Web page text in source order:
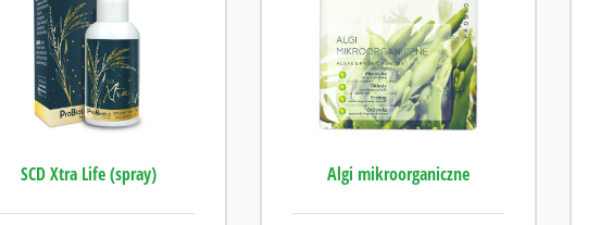
SCD Xtra Life (spray) Algi mikroorganiczne